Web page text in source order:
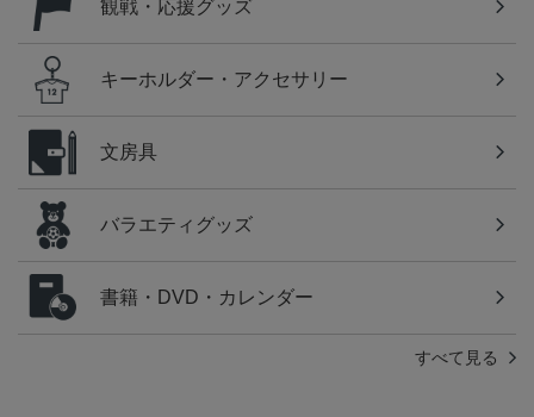
観戦・応援グッズ
キーホルダー・アクセサリー
文房具
バラエティグッズ
書籍・DVD・カレンダー
すべて見る